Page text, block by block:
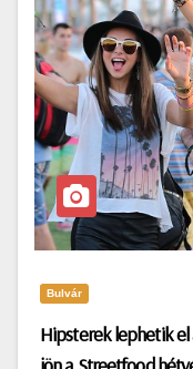
Bulvár
Hipsterek lephetik el